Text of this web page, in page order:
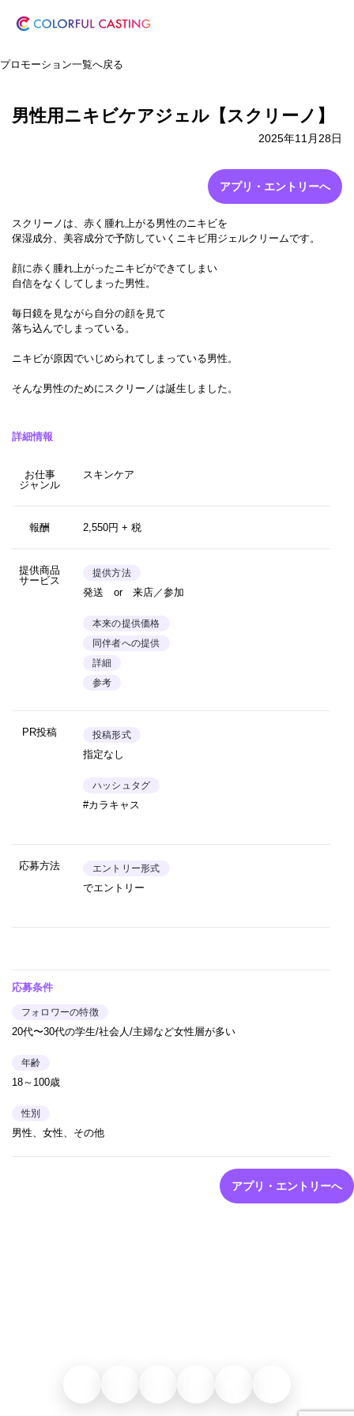
プロモーション一覧へ戻る
男性用ニキビケアジェル【スクリーノ】
2025年11月28日
アプリ・エントリーへ
スクリーノは、赤く腫れ上がる男性のニキビを
保湿成分、美容成分で予防していくニキビ用ジェルクリームです。
顔に赤く腫れ上がったニキビができてしまい
自信をなくしてしまった男性。
毎日鏡を見ながら自分の顔を見て
落ち込んでしまっている。
ニキビが原因でいじめられてしまっている男性。
そんな男性のためにスクリーノは誕生しました。
詳細情報
お仕事
ジャンル
スキンケア
報酬 2,550円 + 税
提供商品
サービス
提供方法
発送 or 来店／参加
本来の提供価格
同伴者への提供
詳細
参考
PR投稿 投稿形式
指定なし
ハッシュタグ
#カラキャス
応募方法 エントリー形式
でエントリー
応募条件
フォロワーの特徴
20代〜30代の学生/社会人/主婦など女性層が多い
年齢
18～100歳
性別
男性、女性、その他
アプリ・エントリーへ